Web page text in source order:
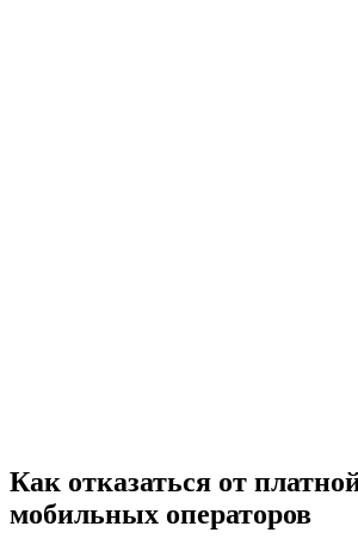
Как отказаться от
мобильных операторов